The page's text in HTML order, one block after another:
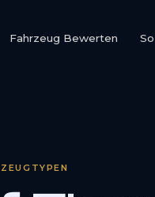
Fahrzeug Bewerten